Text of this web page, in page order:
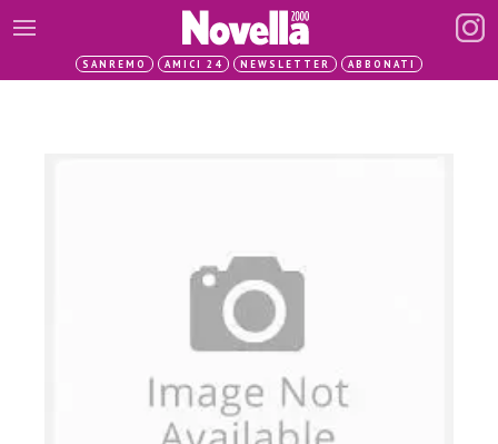
SANREMO AMICI 24 NEWSLETTER ABBONATI